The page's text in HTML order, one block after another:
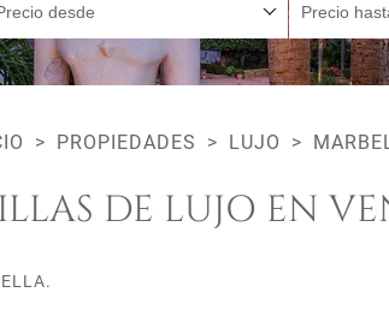
desde Precio
PROPIEDADES LUJO
DE LUJO EN